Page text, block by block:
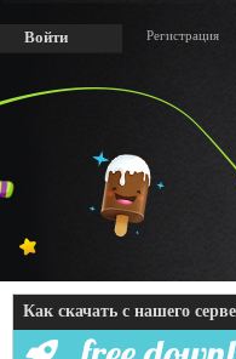
Войти Регистрация
Как скачать с нашего